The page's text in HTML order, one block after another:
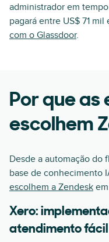
administrador em
pagará entre US$ 71 mil
com o Glassdoor.
Por que as
escolhem
Desde a automação do
base de conhecimento
escolhem a Zendesk
Xero:
atendimento